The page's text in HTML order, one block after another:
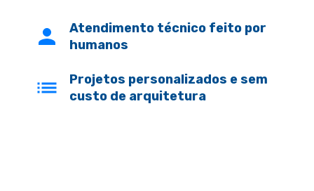
Atendimento técnico feito por
humanos
Projetos personalizados e sem
custo de arquitetura